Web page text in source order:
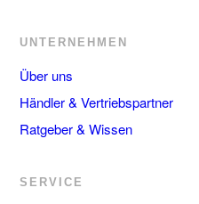
UNTERNEHMEN
Über uns
Händler & Vertriebspartner
Ratgeber & Wissen
SERVICE